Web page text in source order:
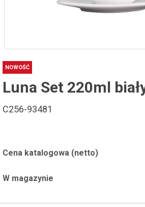
NOWOŚĆ
Luna Set 220ml
C256-93481
Cena katalogowa (netto)
W magazynie